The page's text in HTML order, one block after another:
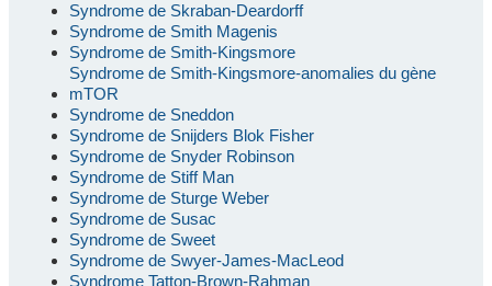
Syndrome de Skraban-Deardorff
Syndrome de Smith Magenis
Syndrome de Smith-Kingsmore
Syndrome de Smith-Kingsmore-anomalies du gène
mTOR
Syndrome de Sneddon
Syndrome de Snijders Blok Fisher
Syndrome de Snyder Robinson
Syndrome de Stiff Man
Syndrome de Sturge Weber
Syndrome de Susac
Syndrome de Sweet
Syndrome de Swyer-James-MacLeod
Syndrome Tatton-Brown-Rahman